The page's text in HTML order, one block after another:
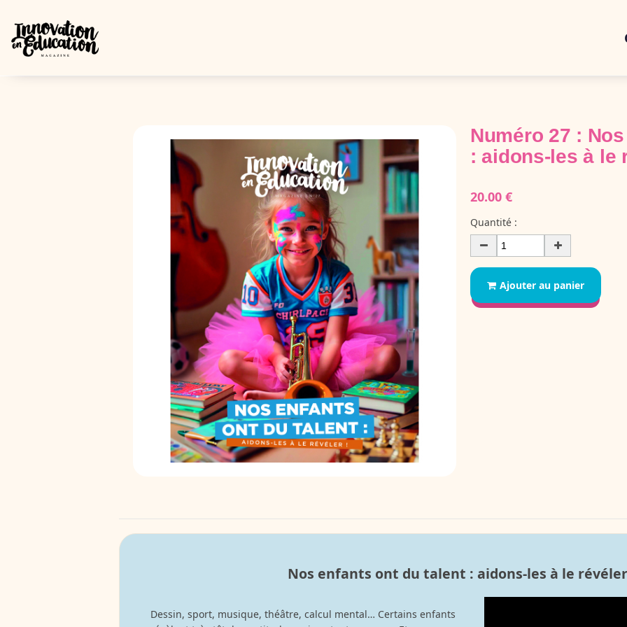
Numéro 27 :
: aidons-les à le
20.00 €
Quantité :
Ajouter au panier
Nos enfants ont du talent : aidons-les à le
Dessin, sport, musique, théâtre, calcul mental… Certains enfants